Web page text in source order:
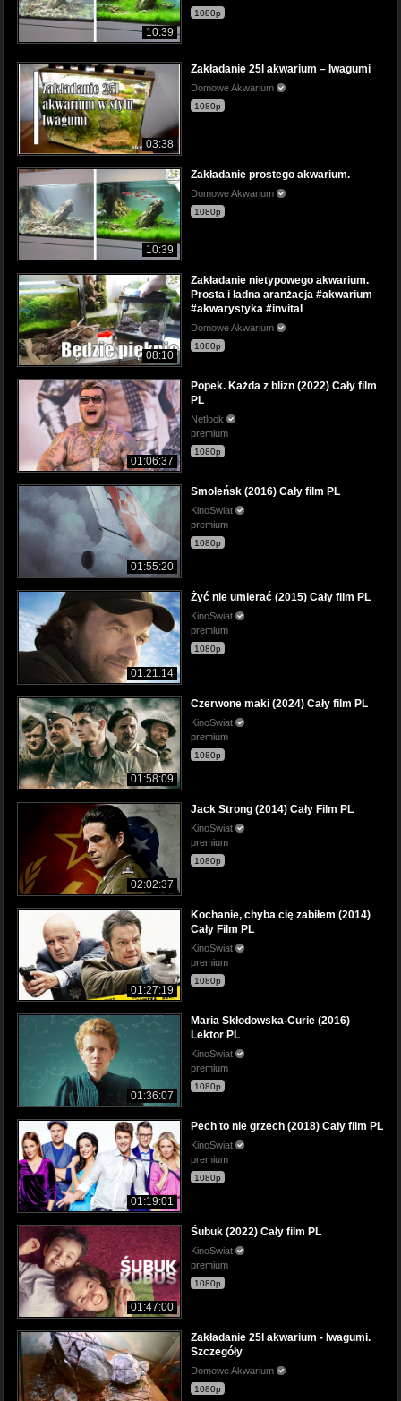
10:39
1080p
03:38
Zakładanie 25l akwarium – Iwagumi
Domowe Akwarium
1080p
10:39
Zakładanie prostego akwarium.
Domowe Akwarium
1080p
08:10
Zakładanie nietypowego akwarium.
Prosta i ładna aranżacja #akwarium
#akwarystyka #invital
Domowe Akwarium
1080p
01:06:37
Popek. Każda z blizn (2022) Cały film
PL
Netlook
premium
1080p
01:55:20
Smoleńsk (2016) Cały film PL
KinoSwiat
premium
1080p
01:21:14
Żyć nie umierać (2015) Cały film PL
KinoSwiat
premium
1080p
01:58:09
Czerwone maki (2024) Cały film PL
KinoSwiat
premium
1080p
02:02:37
Jack Strong (2014) Cały Film PL
KinoSwiat
premium
1080p
01:27:19
Kochanie, chyba cię zabiłem (2014)
Cały Film PL
KinoSwiat
premium
1080p
01:36:07
Maria Skłodowska-Curie (2016)
Lektor PL
KinoSwiat
premium
1080p
01:19:01
Pech to nie grzech (2018) Cały film PL
KinoSwiat
premium
1080p
01:47:00
Śubuk (2022) Cały film PL
KinoSwiat
premium
1080p
Zakładanie 25l akwarium - Iwagumi.
Szczegóły
Domowe Akwarium
1080p